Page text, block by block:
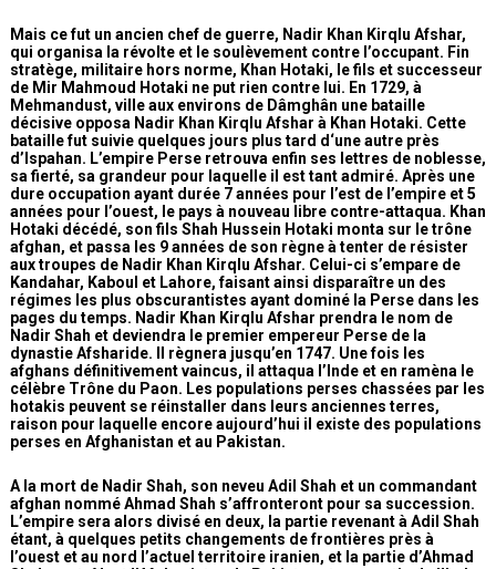
Mais ce fut un ancien chef de guerre, Nadir Khan Kirqlu Afshar,
qui organisa la révolte et le soulèvement contre l’occupant. Fin
stratège, militaire hors norme, Khan Hotaki, le fils et successeur
de Mir Mahmoud Hotaki ne put rien contre lui. En 1729, à
Mehmandust, ville aux environs de Dâmghân une bataille
décisive opposa Nadir Khan Kirqlu Afshar à Khan Hotaki. Cette
bataille fut suivie quelques jours plus tard d‘une autre près
d’Ispahan. L’empire Perse retrouva enfin ses lettres de noblesse,
sa fierté, sa grandeur pour laquelle il est tant admiré. Après une
dure occupation ayant durée 7 années pour l’est de l’empire et 5
années pour l’ouest, le pays à nouveau libre contre-attaqua. Khan
Hotaki décédé, son fils Shah Hussein Hotaki monta sur le trône
afghan, et passa les 9 années de son règne à tenter de résister
aux troupes de Nadir Khan Kirqlu Afshar. Celui-ci s’empare de
Kandahar, Kaboul et Lahore, faisant ainsi disparaître un des
régimes les plus obscurantistes ayant dominé la Perse dans les
pages du temps. Nadir Khan Kirqlu Afshar prendra le nom de
Nadir Shah et deviendra le premier empereur Perse de la
dynastie Afsharide. Il règnera jusqu’en 1747. Une fois les
afghans définitivement vaincus, il attaqua l’Inde et en ramèna le
célèbre Trône du Paon. Les populations perses chassées par les
hotakis peuvent se réinstaller dans leurs anciennes terres,
raison pour laquelle encore aujourd’hui il existe des populations
perses en Afghanistan et au Pakistan.
A la mort de Nadir Shah, son neveu Adil Shah et un commandant
afghan nommé Ahmad Shah s’affronteront pour sa succession.
L’empire sera alors divisé en deux, la partie revenant à Adil Shah
étant, à quelques petits changements de frontières près à
l’ouest et au nord l’actuel territoire iranien, et la partie d’Ahmad